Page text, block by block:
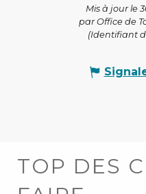
Mis à jour le
par Office de
(Identifiant
TOP DES